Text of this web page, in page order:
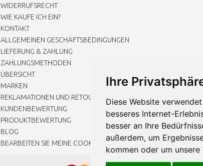
Ihre
Diese Website
besseres Internet-
besser an Ihre
außerdem, um
kommen oder um
WIDERRUFSRECHT
WIE KAUFE ICH EIN?
KONTAKT
ALLGEMEINEN GESCHÄFTSBEDINGUNGEN
LIEFERUNG & ZAHLUNG
ZAHLUNGSMETHODEN
ÜBERSICHT
MARKEN
REKLAMATIONEN UND RETOUREN
KUNDENBEWERTUNG
PRODUKTBEWERTUNG
BLOG
BEARBEITEN SIE MEINE COOKIE-EINSTELLUNGEN